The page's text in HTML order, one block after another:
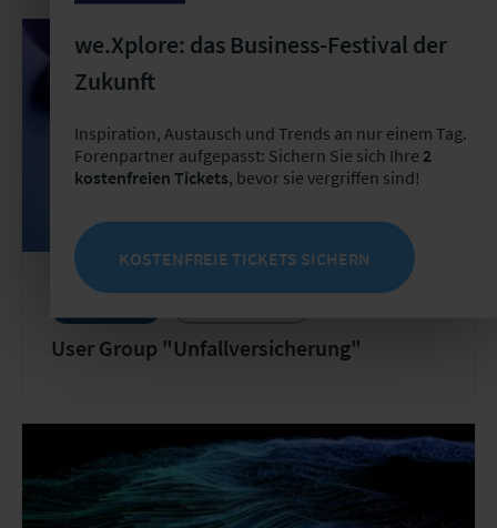
User Group "Unfallversicherung"
we.Xplore: das Business-Festival der
Zukunft
Inspiration, Austausch und Trends an nur einem Tag.
Forenpartner aufgepasst: Sichern Sie sich Ihre 2
kostenfreien Tickets, bevor sie vergriffen sind!
KOSTENFREIE TICKETS SICHERN